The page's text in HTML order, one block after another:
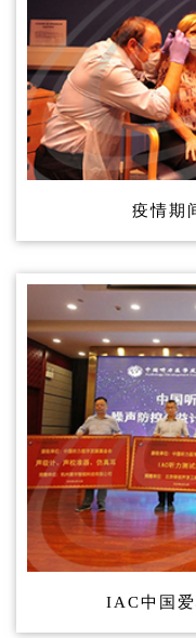
疫情期
IAC中国